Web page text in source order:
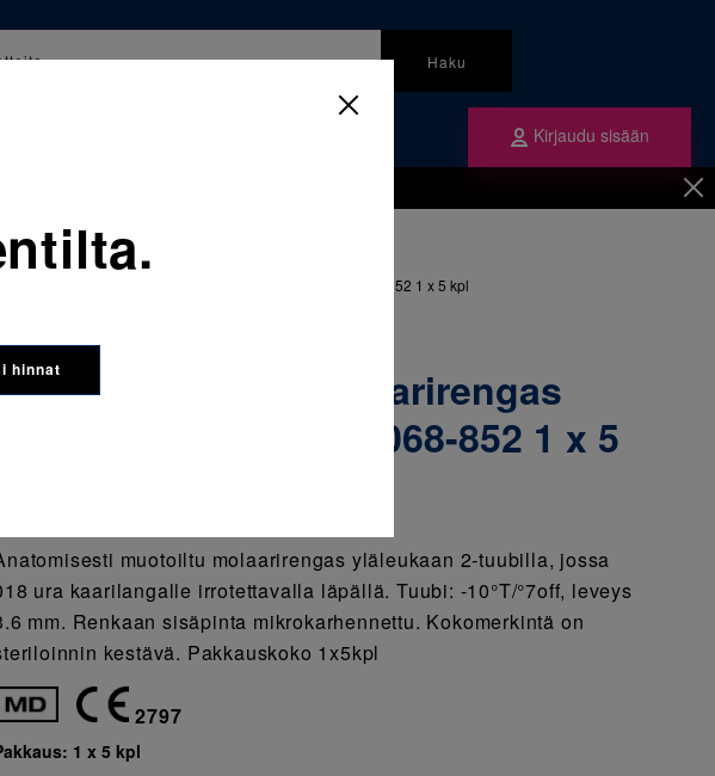
Haku
Kirjaudu sisään
verkkokauppaan? Tilaa ne
Tarvikkeet / Oikominen
068-852-952-283 Molaarirengas yläleuka oikea 41+ & 068-852 1 x 5 kpl
UNITEK
852-952-283 Molaarirengas
yläleuka oikea 41+ & 068-852 1 x 5
muotoiltu molaarirengas yläleukaan 2-tuubilla, jossa
ura kaarilangalle irrotettavalla läpällä. Tuubi: -10°T/°7off, leveys
mm. Renkaan sisäpinta mikrokarhennettu. Kokomerkintä on
kestävä. Pakkauskoko 1x5kpl
2797
1 x 5 kpl
hinnat